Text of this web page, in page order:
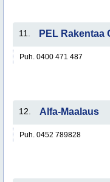
11. PEL Rakentaa
Puh. 0400 471 487
12. Alfa-Maalaus
Puh. 0452 789828